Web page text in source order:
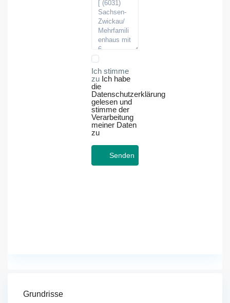
Ich stimme
zu Ich habe
die
Datenschutzerklärung
gelesen und
stimme der
Verarbeitung
meiner Daten
zu
Grundrisse